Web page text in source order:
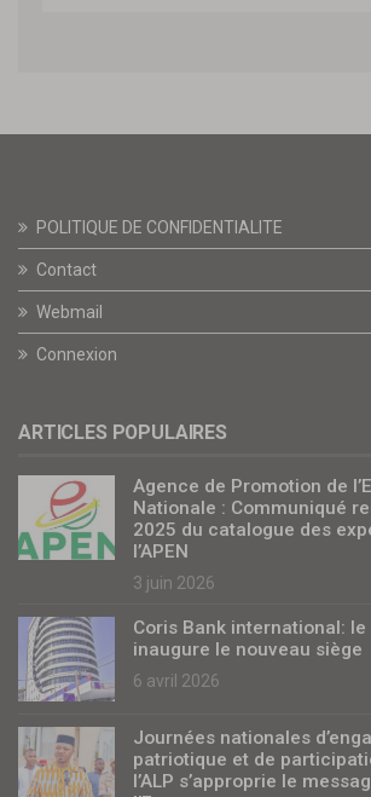
POLITIQUE DE CONFIDENTIALITE
Contact
Webmail
Connexion
ARTICLES POPULAIRES
Agence de Promotion de
Nationale : Communiqué
2025 du catalogue des
l’APEN
3 juin 2026
Coris Bank international:
inaugure le nouveau siège
6 avril 2026
Journées nationales
patriotique et de
l’ALP s’approprie le